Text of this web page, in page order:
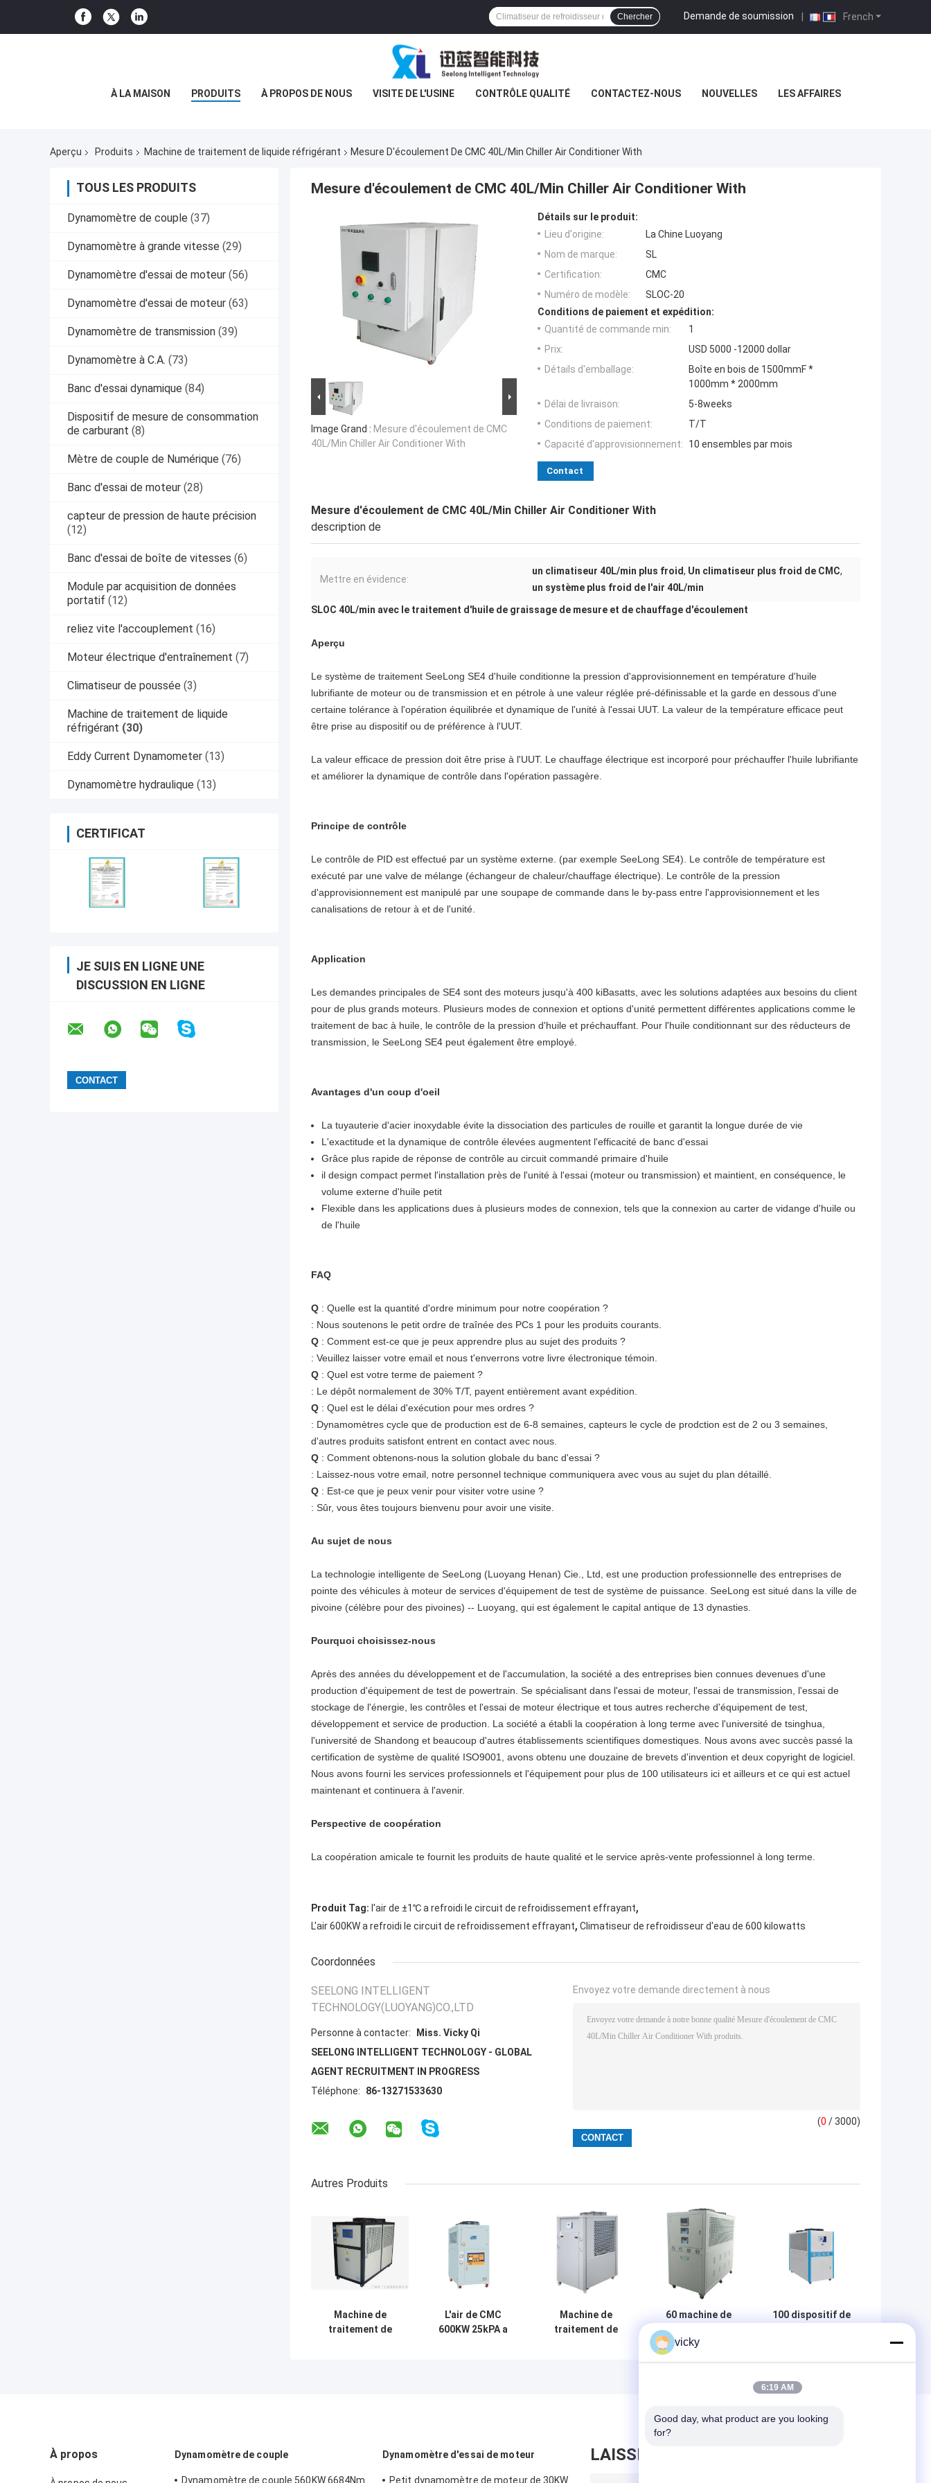
French
Demande de soumission |
Chercher
À LA MAISON PRODUITS À PROPOS DE NOUS VISITE DE L'USINE CONTRÔLE QUALITÉ CONTACTEZ-NOUS NOUVELLES LES AFFAIRES
Aperçu Produits Machine de traitement de liquide réfrigérant Mesure D'écoulement De CMC 40L/Min Chiller Air Conditioner With
TOUS LES PRODUITS
Dynamomètre de couple (37)
Dynamomètre à grande vitesse (29)
Dynamomètre d'essai de moteur (56)
Dynamomètre d'essai de moteur (63)
Dynamomètre de transmission (39)
Dynamomètre à C.A. (73)
Banc d'essai dynamique (84)
Dispositif de mesure de consommation
de carburant (8)
Mètre de couple de Numérique (76)
Banc d'essai de moteur (28)
capteur de pression de haute précision
(12)
Banc d'essai de boîte de vitesses (6)
Module par acquisition de données
portatif (12)
reliez vite l'accouplement (16)
Moteur électrique d'entraînement (7)
Climatiseur de poussée (3)
Machine de traitement de liquide
réfrigérant (30)
Eddy Current Dynamometer (13)
Dynamomètre hydraulique (13)
CERTIFICAT
JE SUIS EN LIGNE UNE
DISCUSSION EN LIGNE
Mesure d'écoulement de CMC 40L/Min Chiller Air Conditioner With
Image Grand : Mesure d'écoulement de CMC
40L/Min Chiller Air Conditioner With
Détails sur le produit:
Lieu d'origine:
La Chine Luoyang
Nom de marque:
SL
Certification:
CMC
Numéro de modèle:
SLOC-20
Conditions de paiement et expédition:
Quantité de commande min:
1
Prix:
USD 5000 -12000 dollar
Détails d'emballage:
Boîte en bois de 1500mmF *
1000mm * 2000mm
Délai de livraison:
5-8weeks
Conditions de paiement:
T/T
Capacité d'approvisionnement:
10 ensembles par mois
Contact
Mesure d'écoulement de CMC 40L/Min Chiller Air Conditioner With
description de
Mettre en évidence:
un climatiseur 40L/min plus froid, Un climatiseur plus froid de CMC,
un système plus froid de l'air 40L/min
SLOC 40L/min avec le traitement d'huile de graissage de mesure et de chauffage d'écoulement
Aperçu
Le système de traitement SeeLong SE4 d'huile conditionne la pression d'approvisionnement en température d'huile
lubrifiante de moteur ou de transmission et en pétrole à une valeur réglée pré-définissable et la garde en dessous d'une
certaine tolérance à l'opération équilibrée et dynamique de l'unité à l'essai UUT. La valeur de la température efficace peut
être prise au dispositif ou de préférence à l'UUT.
La valeur efficace de pression doit être prise à l'UUT. Le chauffage électrique est incorporé pour préchauffer l'huile lubrifiante
et améliorer la dynamique de contrôle dans l'opération passagère.
Principe de contrôle
Le contrôle de PID est effectué par un système externe. (par exemple SeeLong SE4). Le contrôle de température est
exécuté par une valve de mélange (échangeur de chaleur/chauffage électrique). Le contrôle de la pression
d'approvisionnement est manipulé par une soupape de commande dans le by-pass entre l'approvisionnement et les
canalisations de retour à et de l'unité.
Application
Les demandes principales de SE4 sont des moteurs jusqu'à 400 kiBasatts, avec les solutions adaptées aux besoins du client
pour de plus grands moteurs. Plusieurs modes de connexion et options d'unité permettent différentes applications comme le
traitement de bac à huile, le contrôle de la pression d'huile et préchauffant. Pour l'huile conditionnant sur des réducteurs de
transmission, le SeeLong SE4 peut également être employé.
Avantages d'un coup d'oeil
La tuyauterie d'acier inoxydable évite la dissociation des particules de rouille et garantit la longue durée de vie
L'exactitude et la dynamique de contrôle élevées augmentent l'efficacité de banc d'essai
Grâce plus rapide de réponse de contrôle au circuit commandé primaire d'huile
il design compact permet l'installation près de l'unité à l'essai (moteur ou transmission) et maintient, en conséquence, le
volume externe d'huile petit
Flexible dans les applications dues à plusieurs modes de connexion, tels que la connexion au carter de vidange d'huile ou
de l'huile
FAQ
Q : Quelle est la quantité d'ordre minimum pour notre coopération ?
: Nous soutenons le petit ordre de traînée des PCs 1 pour les produits courants.
Q : Comment est-ce que je peux apprendre plus au sujet des produits ?
: Veuillez laisser votre email et nous t'enverrons votre livre électronique témoin.
Q : Quel est votre terme de paiement ?
: Le dépôt normalement de 30% T/T, payent entièrement avant expédition.
Q : Quel est le délai d'exécution pour mes ordres ?
: Dynamomètres cycle que de production est de 6-8 semaines, capteurs le cycle de prodction est de 2 ou 3 semaines,
d'autres produits satisfont entrent en contact avec nous.
Q : Comment obtenons-nous la solution globale du banc d'essai ?
: Laissez-nous votre email, notre personnel technique communiquera avec vous au sujet du plan détaillé.
Q : Est-ce que je peux venir pour visiter votre usine ?
: Sûr, vous êtes toujours bienvenu pour avoir une visite.
Au sujet de nous
La technologie intelligente de SeeLong (Luoyang Henan) Cie., Ltd, est une production professionnelle des entreprises de
pointe des véhicules à moteur de services d'équipement de test de système de puissance. SeeLong est situé dans la ville de
pivoine (célèbre pour des pivoines) -- Luoyang, qui est également le capital antique de 13 dynasties.
Pourquoi choisissez-nous
Après des années du développement et de l'accumulation, la société a des entreprises bien connues devenues d'une
production d'équipement de test de powertrain. Se spécialisant dans l'essai de moteur, l'essai de transmission, l'essai de
stockage de l'énergie, les contrôles et l'essai de moteur électrique et tous autres recherche d'équipement de test,
développement et service de production. La société a établi la coopération à long terme avec l'université de tsinghua,
l'université de Shandong et beaucoup d'autres établissements scientifiques domestiques. Nous avons avec succès passé la
certification de système de qualité ISO9001, avons obtenu une douzaine de brevets d'invention et deux copyright de logiciel.
Nous avons fourni les services professionnels et l'équipement pour plus de 100 utilisateurs ici et ailleurs et ce qui est actuel
maintenant et continuera à l'avenir.
Perspective de coopération
La coopération amicale te fournit les produits de haute qualité et le service après-vente professionnel à long terme.
Produit Tag: l'air de ±1℃ a refroidi le circuit de refroidissement effrayant,
L'air 600KW a refroidi le circuit de refroidissement effrayant, Climatiseur de refroidisseur d'eau de 600 kilowatts
Coordonnées
SEELONG INTELLIGENT
TECHNOLOGY(LUOYANG)CO.,LTD
Personne à contacter:
Miss. Vicky Qi
SEELONG INTELLIGENT TECHNOLOGY - GLOBAL
AGENT RECRUITMENT IN PROGRESS
Téléphone:
86-13271533630
Envoyez votre demande directement à nous
(0 / 3000)
Autres Produits
Machine de
traitement de
L'air de CMC
600KW 25kPA a
Machine de
traitement de
60 machine de
traitement de
liquide
100 dispositif de
À propos Dynamomètre de couple
Dynamomètre de couple 560KW 6684Nm
Dynamomètre d'essai de moteur
Petit dynamomètre de moteur de 30KW
LAISSEZ UN MESSAGE
vicky
6:19 AM
Good day, what product are you looking
for?